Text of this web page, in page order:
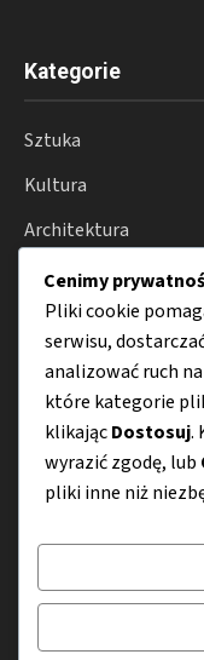
Kategorie
Sztuka
Kultura
Architektura
Fotografia
Moda
Porady
Menu
Mapa strony
Polityka prywatności
Cenimy
Pliki cookie
serwisu,
analizować ruch
które kategorie
klikającDostosuj.
wyrazić zgodę, lub
pliki inne niż